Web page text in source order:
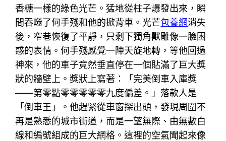
香糖一樣的綠色光芒。猛地從柱子爆發出來，瞬
間吞噬了何手殘和他的掀背車。光芒包養網消失
後，窄巷恢復了平靜，只剩下獨角獸雕像一臉困
惑的表情。何手殘感覺一陣天旋地轉，等他回過
神來，他的車子竟然垂直停在一個貼滿了巨大獎
狀的牆壁上。獎狀上寫著：「完美倒車入庫獎
——第零點零零零零零九度偏差。」落款人是
「倒車王」。他趕緊從車窗探出頭，發現周圍不
再是熟悉的城市街道，而是一望無際、由無數白
線和編號組成的巨大網格。這裡的空氣聞起來像